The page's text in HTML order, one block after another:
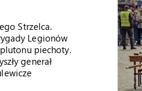
Strzelca.
Legionów
piechoty.
generał